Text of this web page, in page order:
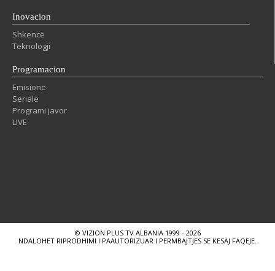
Inovacion
Shkencë
Teknologji
Programacion
Emisione
Seriale
Programi javor
LIVE
© VIZION PLUS TV ALBANIA 1999 - 2026
NDALOHET RIPRODHIMI I PAAUTORIZUAR I PERMBAJTJES SE KESAJ FAQEJE.